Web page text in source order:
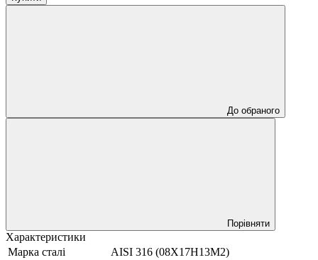
До обраного
Порівняти
Характеристики
Марка сталі
AISI 316 (08Х17Н13М2)